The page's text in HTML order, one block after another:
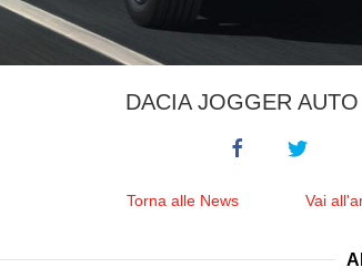
DACIA JOGGER
Torna alle News Vai